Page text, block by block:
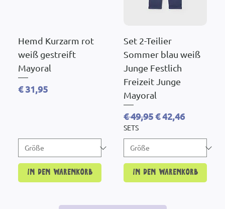
Hemd Kurzarm rot
weiß gestreift
Mayoral
Preis
€ 31,95
In den Warenkorb
Set 2-Teilier
Sommer blau weiß
Junge Festlich
Freizeit Junge
Mayoral
Standardpreis
€ 49,95Sale-Preis
€ 42,46
SETS
In den Warenkorb